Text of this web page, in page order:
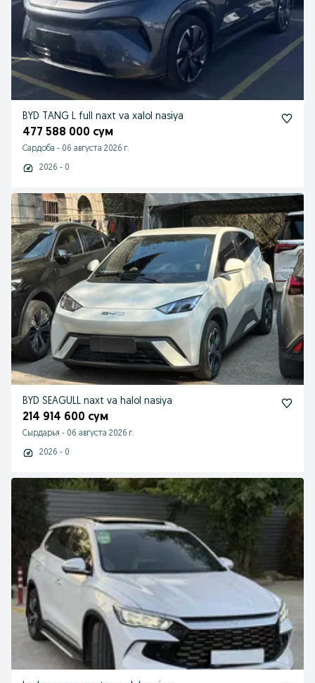
BYD TANG L full naxt va xalol nasiya
477 588 000 сум
Сардоба - 06 августа 2026 г.
2026 - 0
BYD SEAGULL naxt va halol nasiya
214 914 600 сум
Cырдарья - 06 августа 2026 г.
2026 - 0